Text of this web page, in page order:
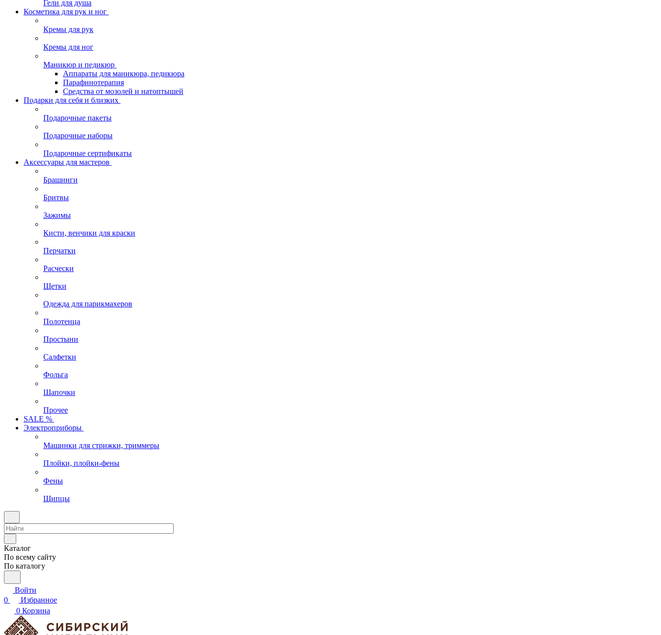
Гели для душа
Косметика для рук и ног
Кремы для рук
Кремы для ног
Маникюр и педикюр
Аппараты для маникюра, педикюра
Парафинотерапия
Средства от мозолей и натоптышей
Подарки для себя и близких
Подарочные пакеты
Подарочные наборы
Подарочные сертификаты
Аксессуары для мастеров
Брашинги
Бритвы
Зажимы
Кисти, венчики для краски
Перчатки
Расчески
Щетки
Одежда для парикмахеров
Полотенца
Простыни
Салфетки
Фольга
Шапочки
Прочее
SALE %
Электроприборы
Машинки для стрижки, триммеры
Плойки, плойки-фены
Фены
Щипцы
Каталог
По всему сайту
По каталогу
Войти
0
Избранное
0 Корзина